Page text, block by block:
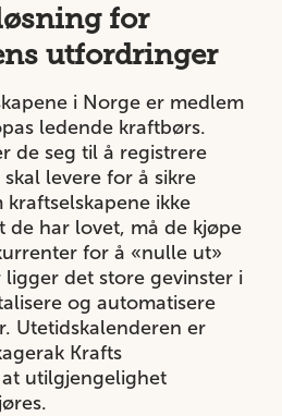
for
utfordringer
i Norge er medlem
ledende kraftbørs.
de seg til å registrere
levere for å sikre
ikke
de har lovet, må de kjøpe
for å «nulle ut»
det store gevinster i
og automatisere
Utetidskalenderen er
Krafts
utilgjengelighet